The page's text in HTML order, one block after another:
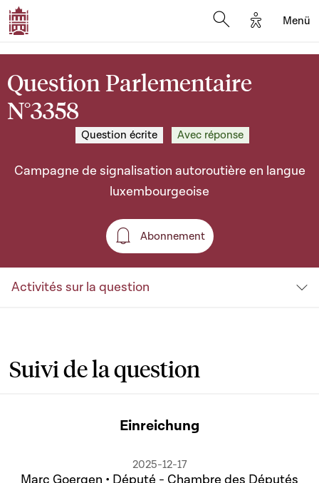
Options
Menü
Question Parlementaire
N°3358
Question écrite Avec réponse
Campagne de signalisation autoroutière en langue
luxembourgeoise
Abonnement
Abonnement
Activités sur la question
Suivi de la question
Einreichung
2025-12-17